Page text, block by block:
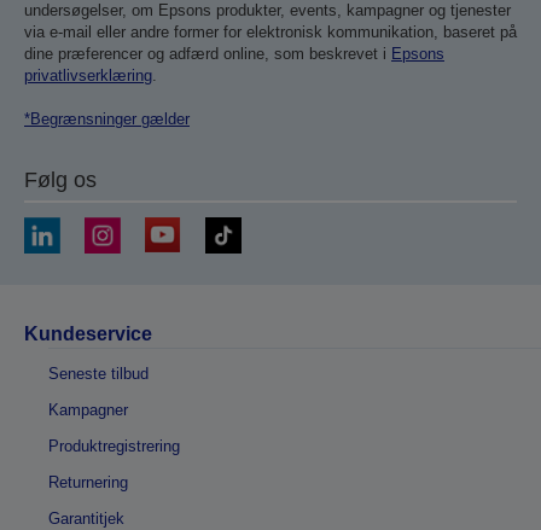
undersøgelser, om Epsons produkter, events, kampagner og tjenester
via e-mail eller andre former for elektronisk kommunikation, baseret på
dine præferencer og adfærd online, som beskrevet i Epsons
privatlivserklæring.
*Begrænsninger gælder
Følg os
Kundeservice
Seneste tilbud
Kampagner
Produktregistrering
Returnering
Garantitjek